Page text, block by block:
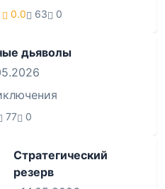
0.0 63 0
дьяволы
77 0
Стратегический
резерв